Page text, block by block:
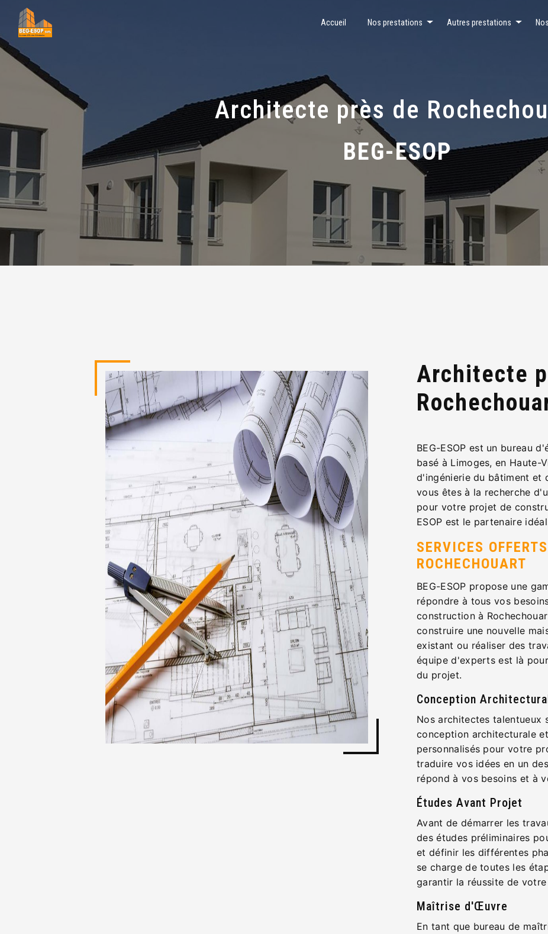
Accueil Nos prestations Autres prestations
Architecte près de
BEG-ESOP
Architecte
BEG-ESOP est un bureau
basé à Limoges, en Haute-
d'ingénierie du bâtiment et
vous êtes à la recherche
pour votre projet de
ESOP est le partenaire
SERVICES
ROCHECHOUART
BEG-ESOP propose une
répondre à tous vos
construction à
construire une nouvelle
existant ou réaliser des
équipe d'experts est là
du projet.
Conception
Nos architectes talentueux
conception architecturale
personnalisés pour votre
traduire vos idées en un
répond à vos besoins et à
Études Avant Projet
Avant de démarrer les
des études préliminaires
et définir les différentes
se charge de toutes les
garantir la réussite de
Maîtrise d'Œuvre
En tant que bureau de
Panneau de gestion des cookies